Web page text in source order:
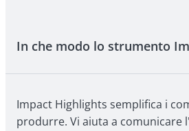
In che modo lo strumento
Impact Highlights semplifica i
produrre. Vi aiuta a comunicare